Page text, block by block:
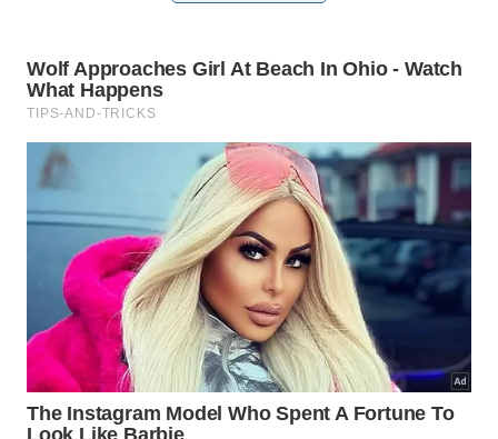
de 20 anos formando profissionais que são muito
procurados pelo mercado e faz parte do grupo de
em quatro cursos de graduação gratuitos, sendo
metade destas vagas consideradas sociais e a outra
metade vagas gerais.